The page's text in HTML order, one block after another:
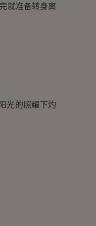
就准备转身离
光的照耀下灼